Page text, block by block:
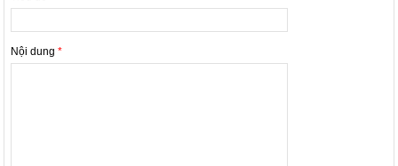
Nội dung*